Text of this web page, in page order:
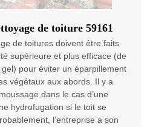
de toiture 59161
de toitures doivent être faits
supérieure et plus efficace (de
pour éviter un éparpillement
végétaux aux abords. Il y a
dans le cas d’une
hydrofugation si le toit se
l’entreprise a son